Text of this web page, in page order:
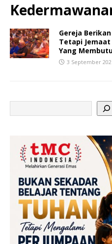
Gereja
Tetapi Jemaat
Yang
3 September